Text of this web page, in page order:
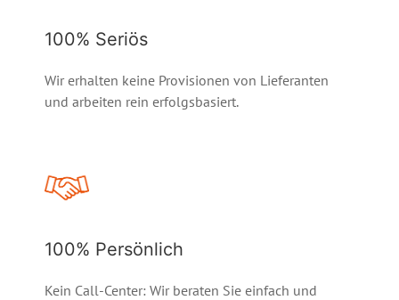
100% Seriös
Wir erhalten keine Provisionen von Lieferanten
und arbeiten rein erfolgsbasiert.
100% Persönlich
Kein Call-Center: Wir beraten Sie einfach und